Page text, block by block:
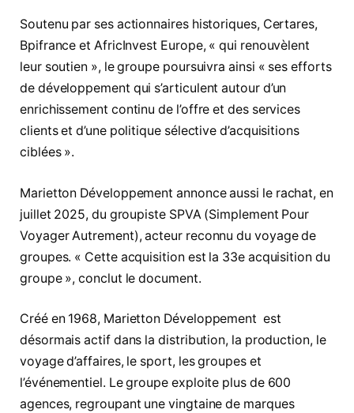
Soutenu par ses actionnaires historiques, Certares,
Bpifrance et AfricInvest Europe, « qui renouvèlent
leur soutien », le groupe poursuivra ainsi « ses efforts
de développement qui s’articulent autour d’un
enrichissement continu de l’offre et des services
clients et d’une politique sélective d’acquisitions
ciblées ».
Marietton Développement annonce aussi le rachat, en
juillet 2025, du groupiste SPVA (Simplement Pour
Voyager Autrement), acteur reconnu du voyage de
groupes. « Cette acquisition est la 33e acquisition du
groupe », conclut le document.
Créé en 1968, Marietton Développement est
désormais actif dans la distribution, la production, le
voyage d’affaires, le sport, les groupes et
l’événementiel. Le groupe exploite plus de 600
agences, regroupant une vingtaine de marques